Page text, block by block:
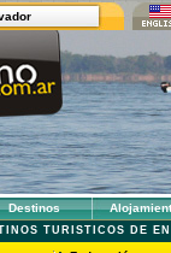
Destinos
TURISTICOS DE